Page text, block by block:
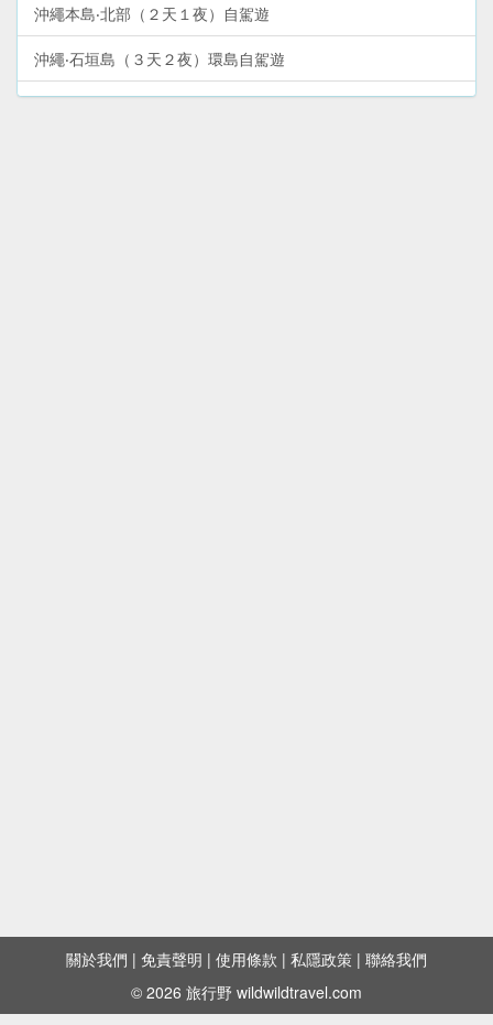
沖繩本島‧北部（２天１夜）自駕遊
沖繩‧石垣島（３天２夜）環島自駕遊
沖繩本島‧南部（１天）自駕遊
關於我們 | 免責聲明 | 使用條款 | 私隱政策 | 聯絡我們
© 2026 旅行野 wildwildtravel.com